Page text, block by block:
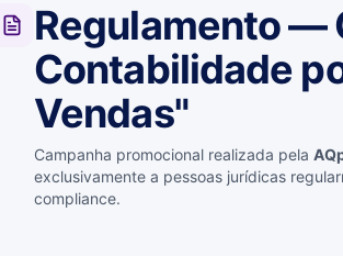
Regulamento —
Contabilidade
Vendas"
Campanha promocional realizada pela
exclusivamente a pessoas jurídicas
compliance.